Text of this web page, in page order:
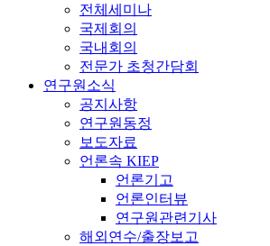
전체세미나
국제회의
국내회의
전문가 초청간담회
연구원소식
공지사항
연구원동정
보도자료
언론속 KIEP
언론기고
언론인터뷰
연구원관련기사
해외연수/출장보고